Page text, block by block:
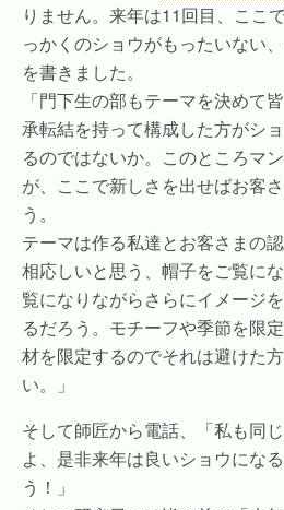
りません。来年は11回目、ここ
っかくのショウがもったいない
を書きました。
「門下生の部もテーマを決めて
承転結を持って構成した方がシ
るのではないか。このところマ
が、ここで新しさを出せばお客
う。
テーマは作る私達とお客さまの
相応しいと思う、帽子をご覧に
覧になりながらさらにイメージ
るだろう。モチーフや季節を限
材を限定するのでそれは避けた
い。」
そして師匠から電話、「私も同
よ、是非来年は良いショウにな
う！」